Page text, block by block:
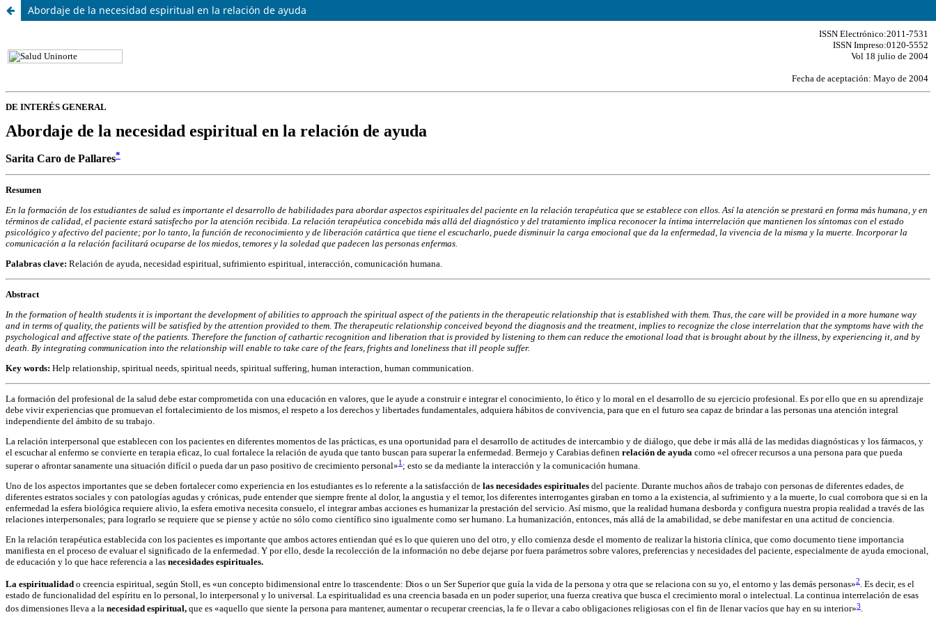
Abordaje de la necesidad espiritual en la relación de ayuda